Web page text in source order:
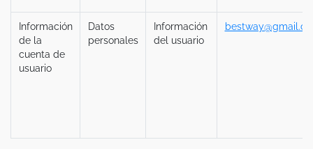
Información
de la
cuenta de
usuario
Datos
personales
Información
del usuario